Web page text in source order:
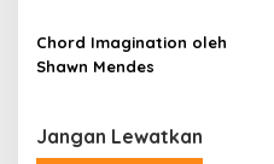
Chord Imagination oleh
Shawn Mendes
Jangan Lewatkan